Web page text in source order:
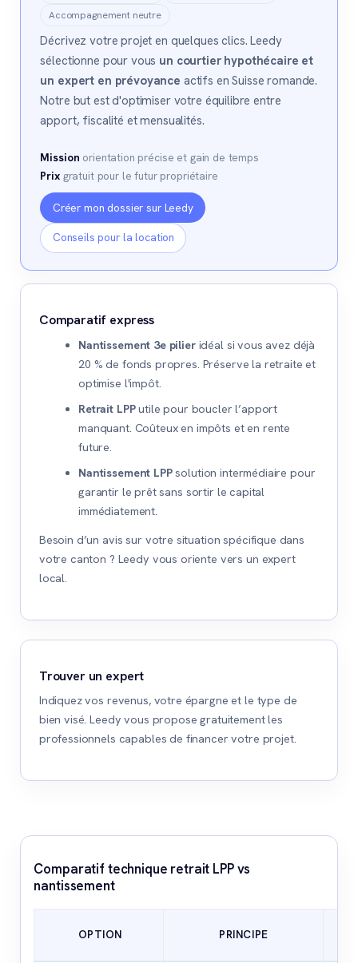
Accompagnement neutre
Décrivez votre projet en quelques clics. Leedy
sélectionne pour vous un courtier hypothécaire et
un expert en prévoyance actifs en Suisse romande.
Notre but est d'optimiser votre équilibre entre
apport, fiscalité et mensualités.
Mission orientation précise et gain de temps
Prixgratuit pour le futur propriétaire
Créer mon dossier sur Leedy
Conseils pour la location
Comparatif express
Nantissement 3e pilieridéal si vous avez déjà
20 % de fonds propres. Préserve la retraite et
optimise l'impôt.
Retrait LPPutile pour boucler l’apport
manquant. Coûteux en impôts et en rente
future.
Nantissement LPPsolution intermédiaire pour
garantir le prêt sans sortir le capital
immédiatement.
Besoin d’un avis sur votre situation spécifique dans
votre canton ? Leedy vous oriente vers un expert
local.
Trouver un expert
Indiquez vos revenus, votre épargne et le type de
bien visé. Leedy vous propose gratuitement les
professionnels capables de financer votre projet.
Comparatif technique retrait LPP vs
nantissement
OPTION PRINCIPE